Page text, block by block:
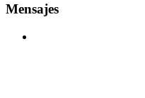
Mensajes